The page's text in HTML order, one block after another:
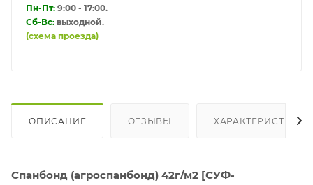
Пн-Пт: 9:00 - 17:00.
Сб-Вс: выходной.
(схема проезда)
ОПИСАНИЕ ОТЗЫВЫ ХАРАКТЕРИСТИКИ
Спанбонд (агроспанбонд) 42г/м2 [СУФ-